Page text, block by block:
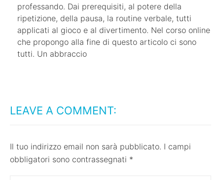
professando. Dai prerequisiti, al potere della
ripetizione, della pausa, la routine verbale, tutti
applicati al gioco e al divertimento. Nel corso online
che propongo alla fine di questo articolo ci sono
tutti. Un abbraccio
LEAVE A COMMENT:
Il tuo indirizzo email non sarà pubblicato. I campi
obbligatori sono contrassegnati *